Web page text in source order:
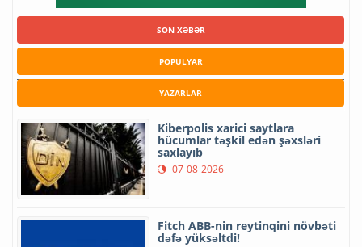
SON XƏBƏR
POPULYAR
YAZARLAR
Kiberpolis xarici saytlara
hücumlar təşkil edən şəxsləri
saxlayıb
07-08-2026
Fitch ABB-nin reytinqini növbəti
dəfə yüksəltdi!